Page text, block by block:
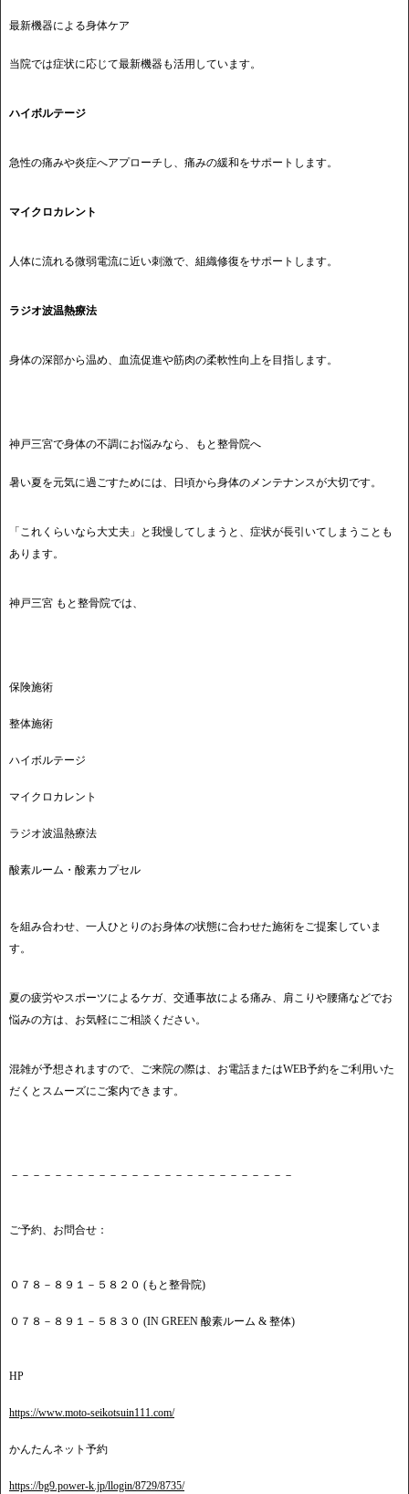
最新機器による身体ケア
当院では症状に応じて最新機器も活用しています。
ハイボルテージ
急性の痛みや炎症へアプローチし、痛みの緩和をサポートします。
マイクロカレント
人体に流れる微弱電流に近い刺激で、組織修復をサポートします。
ラジオ波温熱療法
身体の深部から温め、血流促進や筋肉の柔軟性向上を目指します。
神戸三宮で身体の不調にお悩みなら、もと整骨院へ
暑い夏を元気に過ごすためには、日頃から身体のメンテナンスが大切です。
「これくらいなら大丈夫」と我慢してしまうと、症状が長引いてしまうことも
あります。
神戸三宮 もと整骨院では、
保険施術
整体施術
ハイボルテージ
マイクロカレント
ラジオ波温熱療法
酸素ルーム・酸素カプセル
を組み合わせ、一人ひとりのお身体の状態に合わせた施術をご提案していま
す。
夏の疲労やスポーツによるケガ、交通事故による痛み、肩こりや腰痛などでお
悩みの方は、お気軽にご相談ください。
混雑が予想されますので、ご来院の際は、お電話またはWEB予約をご利用いた
だくとスムーズにご案内できます。
－－－－－－－－－－－－－－－－－－－－－－－－－－
ご予約、お問合せ：
０７８－８９１－５８２０ (もと整骨院)
０７８－８９１－５８３０ (IN GREEN 酸素ルーム & 整体)
HP
https://www.moto-seikotsuin111.com/
かんたんネット予約
https://bg9.power-k.jp/llogin/8729/8735/